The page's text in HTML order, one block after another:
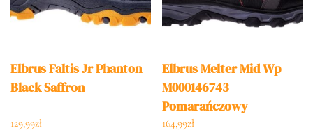
Elbrus Faltis Jr Phanton
Black Saffron
129,99zł
Elbrus Melter Mid Wp
M000146743
Pomarańczowy
164,99zł